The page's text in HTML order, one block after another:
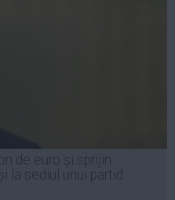
de euro și sprijin
la sediul unui partid